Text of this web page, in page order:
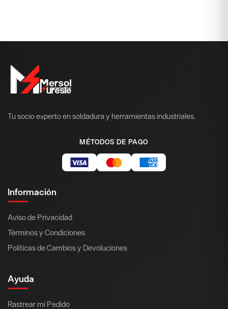
Tu socio experto en soldadura y herramientas industriales.
MÉTODOS DE PAGO
Información
Aviso de Privacidad
Términos y Condiciones
Políticas de Cambios y Devoluciones
Ayuda
Rastrear mi Pedido